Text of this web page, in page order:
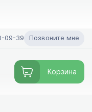
09-39 Позвоните мне
Корзина